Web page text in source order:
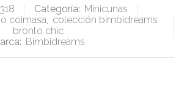
Categoría: Minicunas
coimasa, colección bimbidreams
bronto chic
Bimbidreams